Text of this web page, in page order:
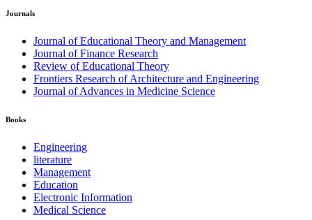
Journals
Journal of Educational Theory and Management
Journal of Finance Research
Review of Educational Theory
Frontiers Research of Architecture and Engineering
Journal of Advances in Medicine Science
Books
Engineering
literature
Management
Education
Electronic Information
Medical Science